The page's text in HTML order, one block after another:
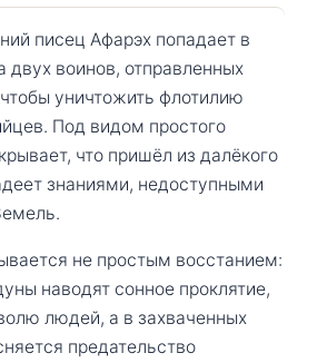
писец Афарэх попадает в
двух воинов, отправленных
уничтожить флотилию
Под видом простого
что пришёл из далёкого
знаниями, недоступными
не простым восстанием:
наводят сонное проклятие,
людей, а в захваченных
предательство